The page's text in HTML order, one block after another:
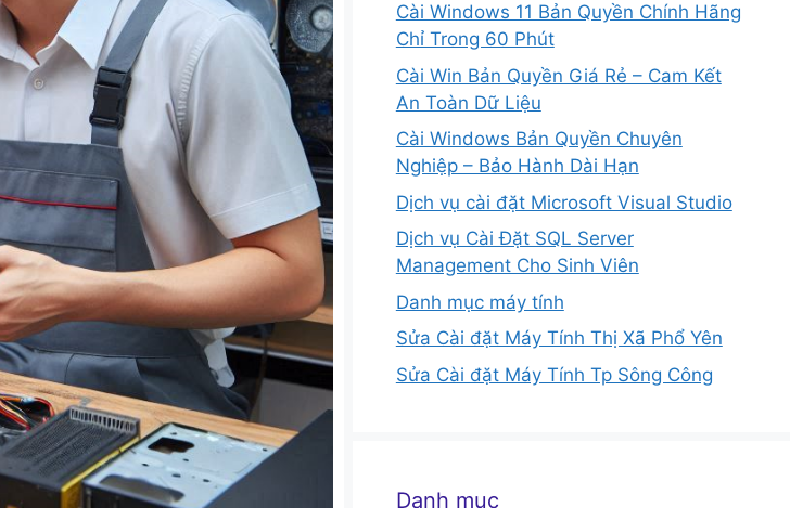
Cài Windows 11 Bản Quyền Chính Hãng
Chỉ Trong 60 Phút
Cài Win Bản Quyền Giá Rẻ – Cam Kết
An Toàn Dữ Liệu
Cài Windows Bản Quyền Chuyên
Nghiệp – Bảo Hành Dài Hạn
Dịch vụ cài đặt Microsoft Visual Studio
Dịch vụ Cài Đặt SQL Server
Management Cho Sinh Viên
Danh mục máy tính
Sửa Cài đặt Máy Tính Thị Xã Phổ Yên
Sửa Cài đặt Máy Tính Tp Sông Công
Danh mục